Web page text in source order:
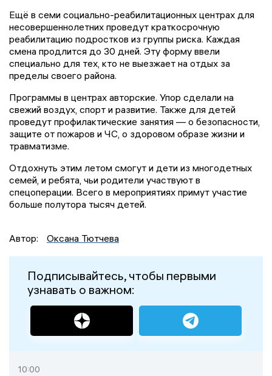
Ещё в семи социально-реабилитационных центрах для
несовершеннолетних проведут краткосрочную
реабилитацию подростков из группы риска. Каждая
смена продлится до 30 дней. Эту форму ввели
специально для тех, кто не выезжает на отдых за
пределы своего района.
Программы в центрах авторские. Упор сделали на
свежий воздух, спорт и развитие. Также для детей
проведут профилактические занятия — о безопасности,
защите от пожаров и ЧС, о здоровом образе жизни и
травматизме.
Отдохнуть этим летом смогут и дети из многодетных
семей, и ребята, чьи родители участвуют в
спецоперации. Всего в мероприятиях примут участие
больше полутора тысяч детей.
Автор: Оксана Тютчева
Подписывайтесь, чтобы первыми
узнавать о важном:
10:00